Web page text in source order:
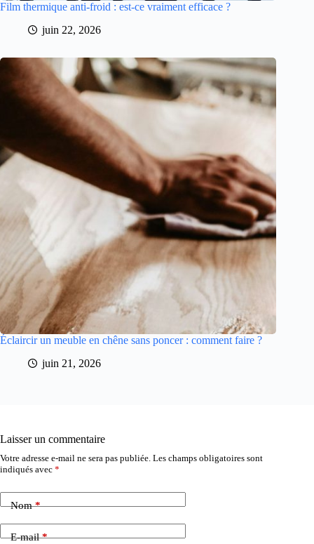
Film thermique anti-froid : est-ce vraiment efficace ?
juin 22, 2026
Éclaircir un meuble en chêne sans poncer : comment faire ?
juin 21, 2026
Laisser un commentaire
Votre adresse e-mail ne sera pas publiée. Les champs obligatoires sont
indiqués avec *
Nom*
E-mail*